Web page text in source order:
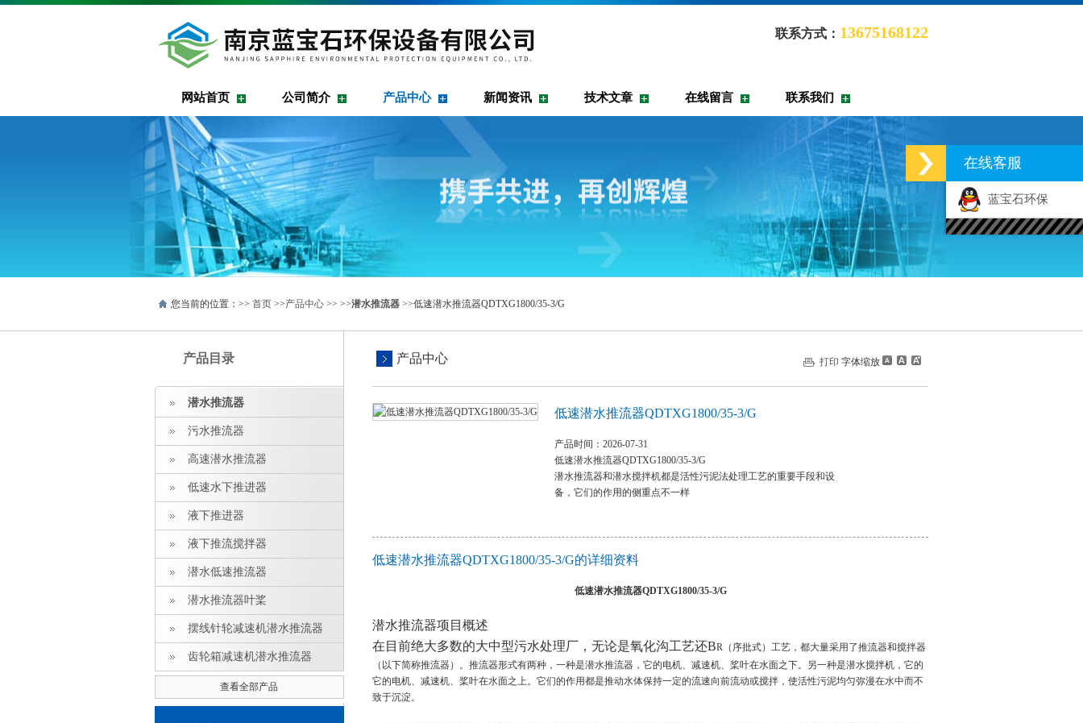
联系方式： 13675168122
网站首页 公司简介 产品中心 新闻资讯 技术文章 在线留言 联系我们
您当前的位置：>> 首页 >>产品中心 >> >>潜水推流器 >>低速潜水推流器QDTXG1800/35-3/G
产品目录
潜水推流器
污水推流器
高速潜水推流器
低速水下推进器
液下推进器
液下推流搅拌器
潜水低速推流器
潜水推流器叶桨
摆线针轮减速机潜水推流器
齿轮箱减速机潜水推流器
查看全部产品
产品中心 打印 字体缩放
低速潜水推流器QDTXG1800/35-3/G
产品时间：2026-07-31
低速潜水推流器QDTXG1800/35-3/G
潜水推流器和潜水搅拌机都是活性污泥法处理工艺的重要手段和设
备，它们的作用的侧重点不一样
低速潜水推流器QDTXG1800/35-3/G的详细资料
低速潜水推流器QDTXG1800/35-3/G
潜水推流器项目概述
在目前绝大多数的大中型污水处理厂，无论是氧化沟工艺还BR（序批式）工艺，都大量采用了推流器和搅拌器
（以下简称推流器）。推流器形式有两种，一种是潜水推流器，它的电机、减速机、桨叶在水面之下。另一种是潜水搅拌机，它的
它的电机、减速机、桨叶在水面之上。它们的作用都是推动水体保持一定的流速向前流动或搅拌，使活性污泥均匀弥漫在水中而不
致于沉淀。
在线客服
蓝宝石环保